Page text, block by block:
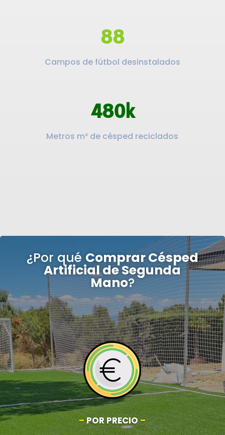
88
Campos de fútbol desinstalados
480k
Metros m² de césped reciclados
¿Por qué Comprar Césped
Artificial de Segunda
Mano?
–POR PRECIO–